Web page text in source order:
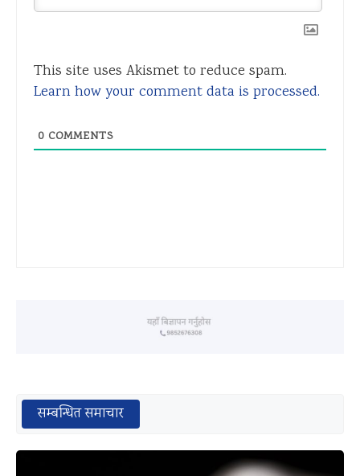
This site uses Akismet to reduce spam.
Learn how your comment data is processed.
0 COMMENTS
सम्बन्धित समाचार